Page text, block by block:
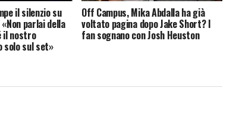
il silenzio su
parlai della
il nostro
solo sul set»
Off Campus, Mika Abdalla ha già
voltato pagina dopo Jake Short? I
fan sognano con Josh Heuston